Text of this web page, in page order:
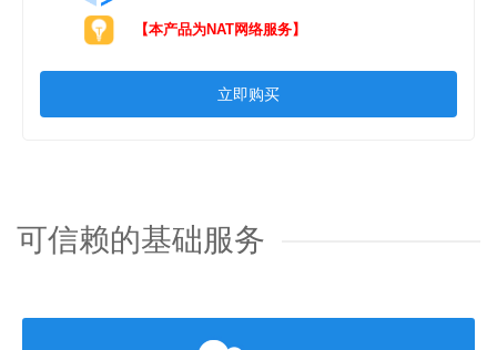
【本产品为NAT网络服务】
立即购买
可信赖的基础服务